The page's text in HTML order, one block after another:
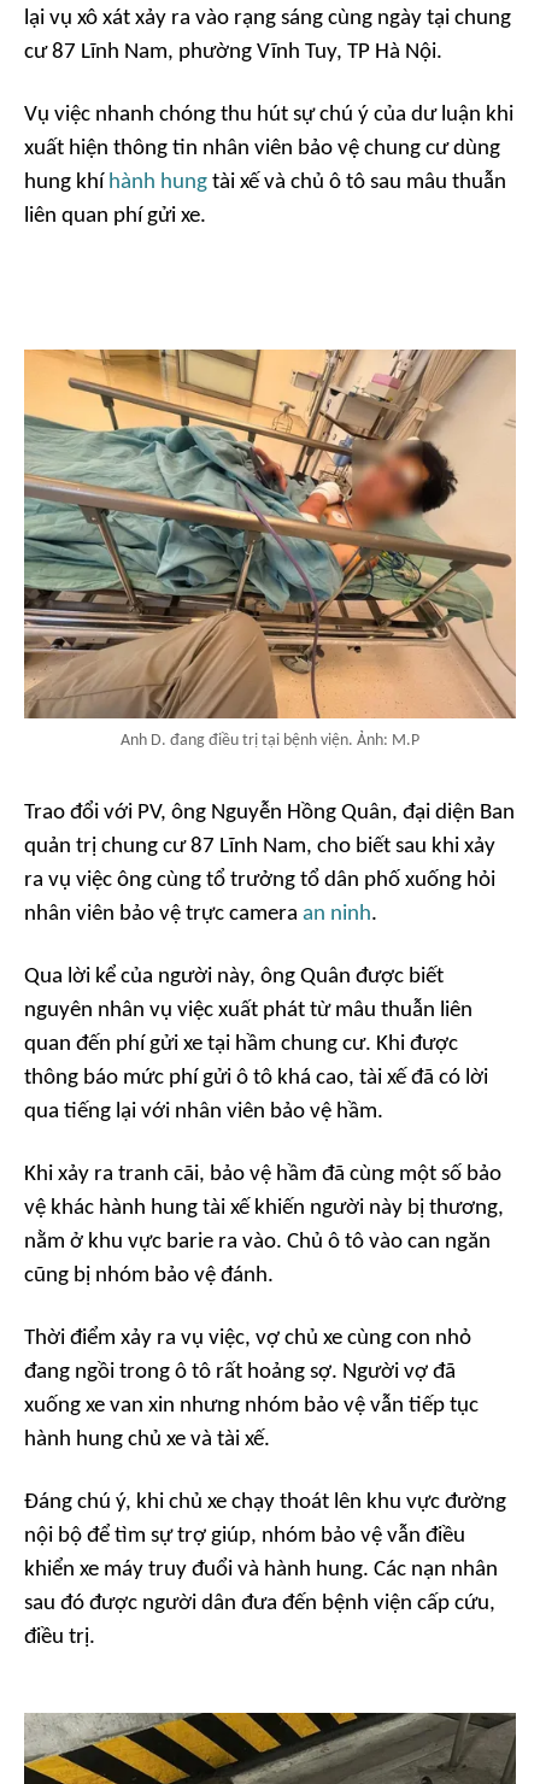
lại vụ xô xát xảy ra vào rạng sáng cùng ngày tại chung
cư 87 Lĩnh Nam, phường Vĩnh Tuy, TP Hà Nội.
Vụ việc nhanh chóng thu hút sự chú ý của dư luận khi
xuất hiện thông tin nhân viên bảo vệ chung cư dùng
hung khí hành hung tài xế và chủ ô tô sau mâu thuẫn
liên quan phí gửi xe.
Anh D. đang điều trị tại bệnh viện. Ảnh: M.P
Trao đổi với PV, ông Nguyễn Hồng Quân, đại diện Ban
quản trị chung cư 87 Lĩnh Nam, cho biết sau khi xảy
ra vụ việc ông cùng tổ trưởng tổ dân phố xuống hỏi
nhân viên bảo vệ trực camera an ninh.
Qua lời kể của người này, ông Quân được biết
nguyên nhân vụ việc xuất phát từ mâu thuẫn liên
quan đến phí gửi xe tại hầm chung cư. Khi được
thông báo mức phí gửi ô tô khá cao, tài xế đã có lời
qua tiếng lại với nhân viên bảo vệ hầm.
Khi xảy ra tranh cãi, bảo vệ hầm đã cùng một số bảo
vệ khác hành hung tài xế khiến người này bị thương,
nằm ở khu vực barie ra vào. Chủ ô tô vào can ngăn
cũng bị nhóm bảo vệ đánh.
Thời điểm xảy ra vụ việc, vợ chủ xe cùng con nhỏ
đang ngồi trong ô tô rất hoảng sợ. Người vợ đã
xuống xe van xin nhưng nhóm bảo vệ vẫn tiếp tục
hành hung chủ xe và tài xế.
Đáng chú ý, khi chủ xe chạy thoát lên khu vực đường
nội bộ để tìm sự trợ giúp, nhóm bảo vệ vẫn điều
khiển xe máy truy đuổi và hành hung. Các nạn nhân
sau đó được người dân đưa đến bệnh viện cấp cứu,
điều trị.